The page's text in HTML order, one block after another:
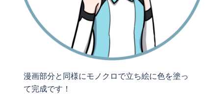
漫画部分と同様にモノクロで立ち絵に色を塗っ
て完成です！